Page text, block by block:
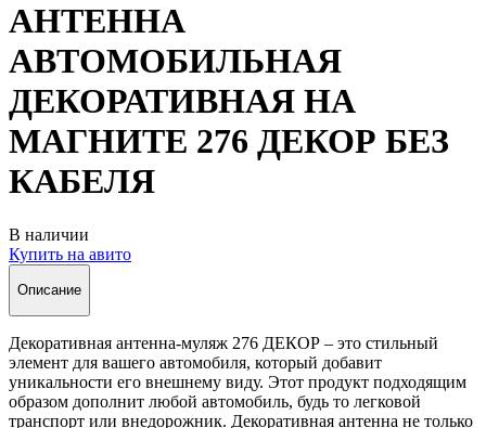
АНТЕННА
АВТОМОБИЛЬНАЯ
ДЕКОРАТИВНАЯ НА
МАГНИТЕ 276 ДЕКОР БЕЗ
КАБЕЛЯ
В наличии
Купить на авито
Описание
Декоративная антенна-муляж 276 ДЕКОР – это стильный
элемент для вашего автомобиля, который добавит
уникальности его внешнему виду. Этот продукт подходящим
образом дополнит любой автомобиль, будь то легковой
транспорт или внедорожник. Декоративная антенна не только